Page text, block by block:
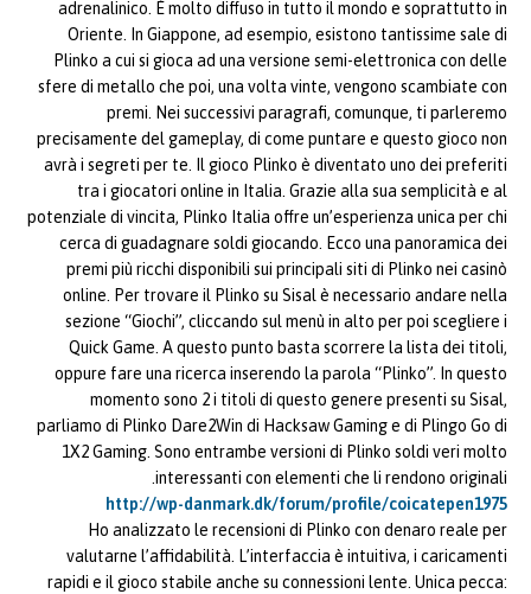
adrenalinico. È molto diffuso in tutto il mondo e soprattutto in
Oriente. In Giappone, ad esempio, esistono tantissime sale di
Plinko a cui si gioca ad una versione semi-elettronica con delle
sfere di metallo che poi, una volta vinte, vengono scambiate con
premi. Nei successivi paragrafi, comunque, ti parleremo
precisamente del gameplay, di come puntare e questo gioco non
avrà i segreti per te. Il gioco Plinko è diventato uno dei preferiti
tra i giocatori online in Italia. Grazie alla sua semplicità e al
potenziale di vincita, Plinko Italia offre un’esperienza unica per chi
cerca di guadagnare soldi giocando. Ecco una panoramica dei
premi più ricchi disponibili sui principali siti di Plinko nei casinò
online. Per trovare il Plinko su Sisal è necessario andare nella
sezione “Giochi”, cliccando sul menù in alto per poi scegliere i
Quick Game. A questo punto basta scorrere la lista dei titoli,
oppure fare una ricerca inserendo la parola “Plinko”. In questo
momento sono 2 i titoli di questo genere presenti su Sisal,
parliamo di Plinko Dare2Win di Hacksaw Gaming e di Plingo Go di
1X2 Gaming. Sono entrambe versioni di Plinko soldi veri molto
interessanti con elementi che li rendono originali.
http://wp-danmark.dk/forum/profile/coicatepen1975
Ho analizzato le recensioni di Plinko con denaro reale per
valutarne l’affidabilità. L’interfaccia è intuitiva, i caricamenti
rapidi e il gioco stabile anche su connessioni lente. Unica pecca: